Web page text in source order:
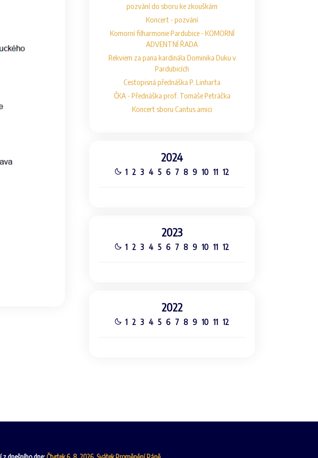
pozvání do sboru ke zkouškám
Koncert - pozvání
Komorní filharmonie Pardubice - KOMORNÍ
ADVENTNÍ ŘADA
Rekviem za pana kardinála Dominika Duku v
Pardubicích
Cestopisná přednáška P. Linharta
ČKA - Přednáška prof. Tomáše Petráčka
Koncert sboru Cantus amici
2024
1 2 3 4 5 6 7 8 9 10 11 12
2023
1 2 3 4 5 6 7 8 9 10 11 12
2022
1 2 3 4 5 6 7 8 9 10 11 12